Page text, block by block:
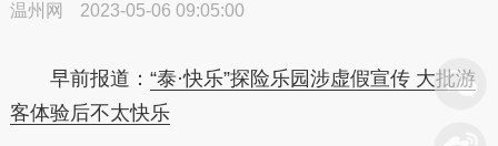
温州网 2023-05-06 09:05:00
早前报道： “泰·快乐”探险乐园涉虚假宣传 大批游
客体验后不太快乐